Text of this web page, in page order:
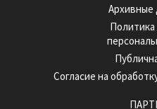
Архивные
Согласие на